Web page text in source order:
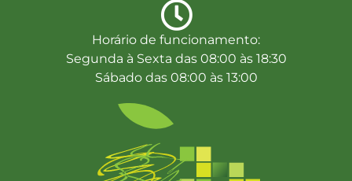
Horário de funcionamento:
Segunda à Sexta das 08:00 às 18:30
Sábado das 08:00 às 13:00